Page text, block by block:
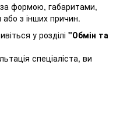
формою, габаритами,
з інших причин.
у розділі "Обмін та
спеціаліста, ви